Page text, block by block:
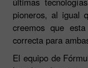
pioneros, al igual
creemos que
correcta para
El equipo de